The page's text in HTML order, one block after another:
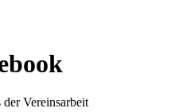
Vereinsarbeit